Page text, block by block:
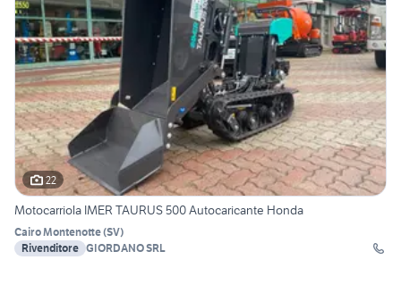
22
Motocarriola IMER TAURUS 500 Autocaricante Honda
Cairo Montenotte(SV)
Rivenditore GIORDANO SRL